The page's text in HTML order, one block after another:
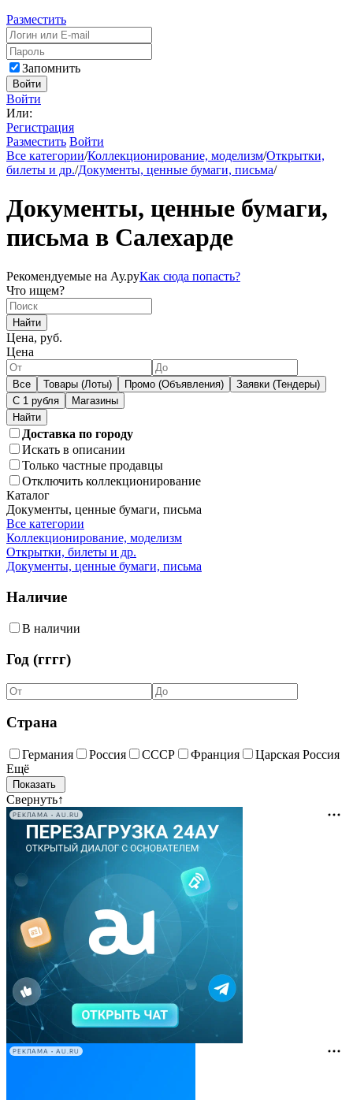
Разместить
Запомнить
Войти
Войти
Или:
Регистрация
Разместить Войти
Все категории/Коллекционирование, моделизм/Открытки,
билеты и др./Документы, ценные бумаги, письма/
Документы, ценные бумаги,
письма в Салехарде
Рекомендуемые на Ау.руКак сюда попасть?
Что ищем?
Найти
Цена, руб.
Цена
Все Товары (Лоты) Промо (Объявления)
Заявки (Тендеры)
С 1 рубля
Магазины
Доставка по городу
Искать в описании
Только частные продавцы
Отключить коллекционирование
Каталог
Документы, ценные бумаги, письма
Все категории
Коллекционирование, моделизм
Открытки, билеты и др.
Документы, ценные бумаги, письма
Наличие
В наличии
Год (гггг)
Страна
Германия Россия СССР Франция
Царская Россия
Ещё
Свернуть↑
РЕКЛАМА • AU.RU
РЕКЛАМА • AU.RU